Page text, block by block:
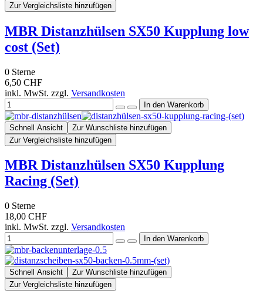
Zur Vergleichsliste hinzufügen
MBR Distanzhülsen SX50 Kupplung low
cost (Set)
0 Sterne
6,50 CHF
inkl. MwSt. zzgl. Versandkosten
Schnell Ansicht
Zur Wunschliste hinzufügen
Zur Vergleichsliste hinzufügen
MBR Distanzhülsen SX50 Kupplung
Racing (Set)
0 Sterne
18,00 CHF
inkl. MwSt. zzgl. Versandkosten
Schnell Ansicht
Zur Wunschliste hinzufügen
Zur Vergleichsliste hinzufügen